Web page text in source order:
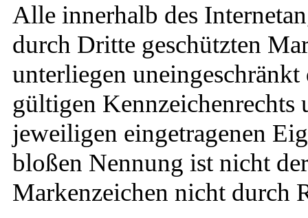
Alle innerhalb des
durch Dritte geschützten
unterliegen
gültigen Kennzeichenrechts
jeweiligen eingetragenen
bloßen Nennung ist nicht
Markenzeichen nicht durch